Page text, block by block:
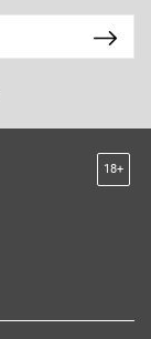
18+